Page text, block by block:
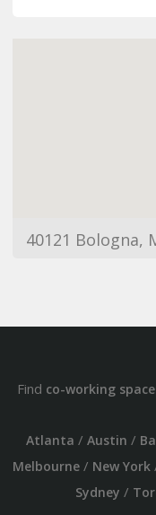
Find co-working
Atlanta / Austin /
Melbourne/ New York
Sydney /